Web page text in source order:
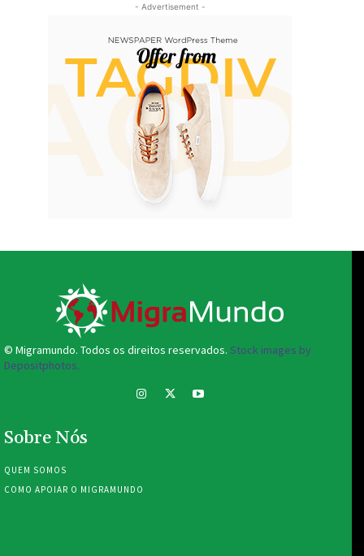
- Advertisement -
© Migramundo. Todos os direitos reservados. Stock images by
Depositphotos.
Sobre Nós
QUEM SOMOS
COMO APOIAR O MIGRAMUNDO